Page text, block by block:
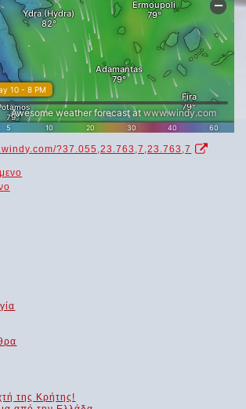
?37.055,23.763,7,23.763,7
της Κρήτης!